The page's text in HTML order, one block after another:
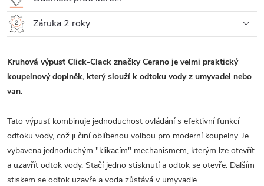
Záruka 2 roky
Kruhová výpusť Click-Clack značky Cerano je velmi praktický
koupelnový doplněk, který slouží k odtoku vody z umyvadel nebo
van.
Tato výpusť kombinuje jednoduchost ovládání s efektivní funkcí
odtoku vody, což ji činí oblíbenou volbou pro moderní koupelny. Je
vybavena jednoduchým "klikacím" mechanismem, kterým lze otevřít
a uzavřít odtok vody. Stačí jedno stisknutí a odtok se otevře. Dalším
stiskem se odtok uzavře a voda zůstává v umyvadle.